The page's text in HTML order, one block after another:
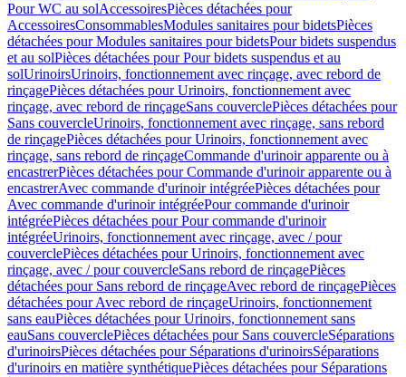
Pour WC au solAccessoiresPièces détachées pour
AccessoiresConsommablesModules sanitaires pour bidetsPièces
détachées pour Modules sanitaires pour bidetsPour bidets suspendus
et au solPièces détachées pour Pour bidets suspendus et au
solUrinoirsUrinoirs, fonctionnement avec rinçage, avec rebord de
rinçagePièces détachées pour Urinoirs, fonctionnement avec
rinçage, avec rebord de rinçageSans couverclePièces détachées pour
Sans couvercleUrinoirs, fonctionnement avec rinçage, sans rebord
de rinçagePièces détachées pour Urinoirs, fonctionnement avec
rinçage, sans rebord de rinçageCommande d'urinoir apparente ou à
encastrerPièces détachées pour Commande d'urinoir apparente ou à
encastrerAvec commande d'urinoir intégréePièces détachées pour
Avec commande d'urinoir intégréePour commande d'urinoir
intégréePièces détachées pour Pour commande d'urinoir
intégréeUrinoirs, fonctionnement avec rinçage, avec / pour
couverclePièces détachées pour Urinoirs, fonctionnement avec
rinçage, avec / pour couvercleSans rebord de rinçagePièces
détachées pour Sans rebord de rinçageAvec rebord de rinçagePièces
détachées pour Avec rebord de rinçageUrinoirs, fonctionnement
sans eauPièces détachées pour Urinoirs, fonctionnement sans
eauSans couverclePièces détachées pour Sans couvercleSéparations
d'urinoirsPièces détachées pour Séparations d'urinoirsSéparations
d'urinoirs en matière synthétiquePièces détachées pour Séparations